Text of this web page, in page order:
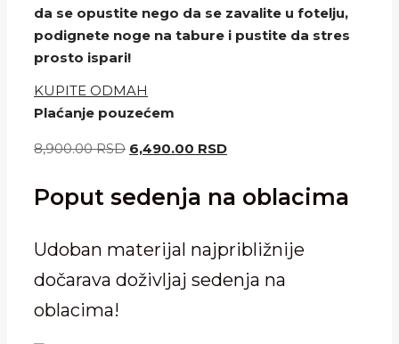
da se opustite nego da se zavalite u fotelju,
podignete noge na tabure i pustite da stres
prosto ispari!
KUPITE ODMAH
Plaćanje pouzećem
8,900.00RSD Originalna
je
6,490.00 RSDTrenutna
je:
Poput sedenja na oblacima
Udoban materijal najpribližnije
dočarava doživljaj sedenja na
oblacima!